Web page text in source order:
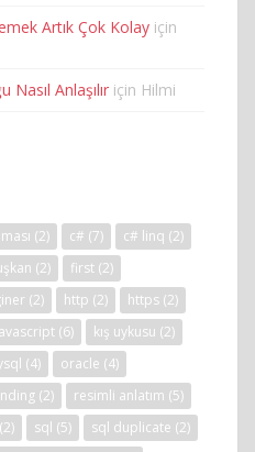
Artık Çok Kolay için
Nasıl Anlaşılır için Hilmi
(2) c# (7) c# linq (2)
(2) first (2)
(2) http (2) https (2)
(6) kış uykusu (2)
(4) oracle (4)
(2) resimli anlatım (5)
(2) sql (5) sql duplicate (2)